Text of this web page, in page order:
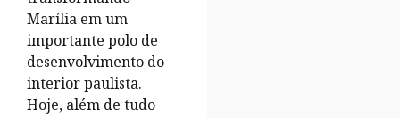
Marília em um
importante polo de
desenvolvimento do
interior paulista.
Hoje, além de tudo